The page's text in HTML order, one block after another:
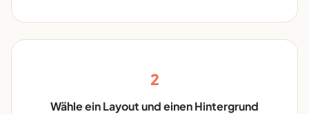
2
Wähle ein Layout und einen Hintergrund